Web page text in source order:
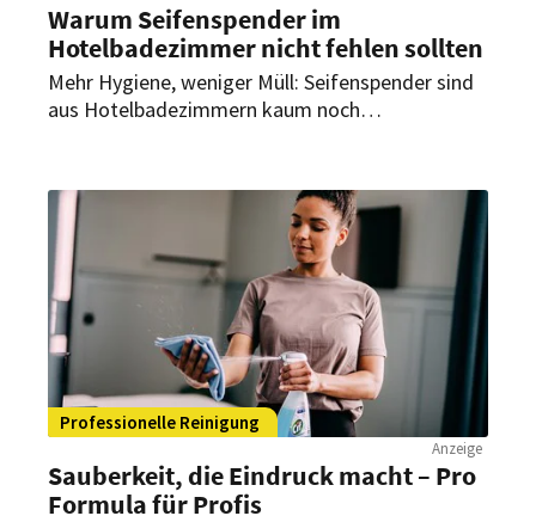
Warum Seifenspender im
Hotelbadezimmer nicht fehlen sollten
Mehr Hygiene, weniger Müll: Seifenspender sind
aus Hotelbadezimmern kaum noch
eines Seifenspenders für das Hotel heutzutage
längst nicht mehr nur funktional.
Professionelle Reinigung
Anzeige
Sauberkeit, die Eindruck macht – Pro
Formula für Profis